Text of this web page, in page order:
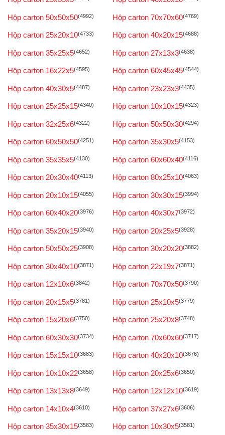
Hộp carton 50x50x50(4992) Hộp carton 70x70x60(4769)
Hộp carton 25x20x10(4733) Hộp carton 40x20x15(4688)
Hộp carton 35x25x5(4652) Hộp carton 27x13x3(4638)
Hộp carton 16x22x5(4595) Hộp carton 60x45x45(4544)
Hộp carton 40x30x5(4487) Hộp carton 23x23x3(4435)
Hộp carton 25x25x15(4340) Hộp carton 10x10x15(4323)
Hộp carton 32x25x6(4322) Hộp carton 50x50x30(4294)
Hộp carton 60x50x50(4251) Hộp carton 35x30x5(4153)
Hộp carton 35x35x5(4130) Hộp carton 60x60x40(4116)
Hộp carton 20x30x40(4113) Hộp carton 80x25x10(4063)
Hộp carton 20x10x15(4055) Hộp carton 30x30x15(3994)
Hộp carton 60x40x20(3976) Hộp carton 40x30x7(3972)
Hộp carton 35x20x15(3940) Hộp carton 20x25x5(3928)
Hộp carton 50x50x25(3908) Hộp carton 30x20x20(3882)
Hộp carton 30x40x10(3871) Hộp carton 22x19x7(3871)
Hộp carton 12x10x6(3842) Hộp carton 70x70x50(3790)
Hộp carton 20x15x5(3781) Hộp carton 25x10x5(3779)
Hộp carton 15x20x6(3750) Hộp carton 25x20x8(3748)
Hộp carton 60x30x30(3734) Hộp carton 70x60x60(3717)
Hộp carton 15x15x10(3683) Hộp carton 40x20x10(3676)
Hộp carton 10x10x22(3658) Hộp carton 20x25x6(3650)
Hộp carton 13x13x8(3649) Hộp carton 12x12x10(3619)
Hộp carton 14x10x4(3610) Hộp carton 37x27x6(3606)
Hộp carton 35x30x15(3583) Hộp carton 10x30x5(3581)